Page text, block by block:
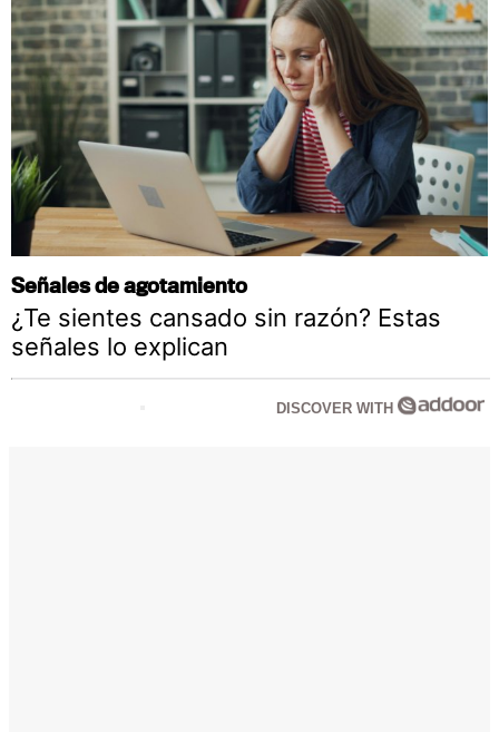
Señales de agotamiento
¿Te sientes cansado sin razón? Estas
señales lo explican
DISCOVER WITH